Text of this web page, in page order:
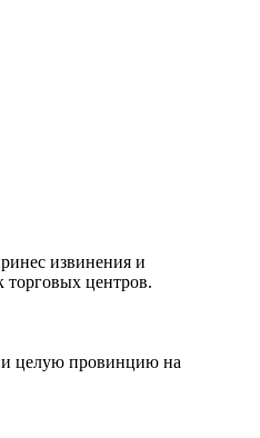
извинения и
торговых центров.
целую провинцию на